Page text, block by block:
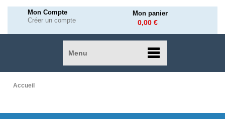
Mon Compte
Créer un compte
Mon panier
0,00 €
Menu
Accueil